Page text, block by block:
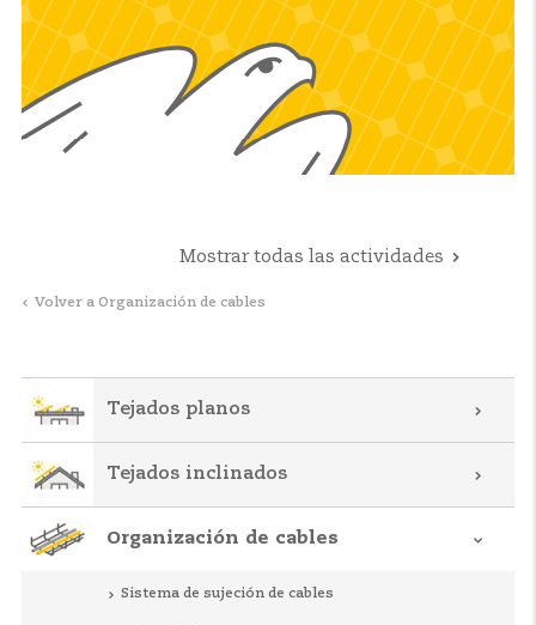
Mostrar todas las actividades
Volver a Organización de cables
Tejados planos
Tejados inclinados
Organización de cables
Sistema de sujeción de cables